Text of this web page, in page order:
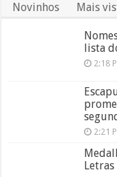
Novinhos Mais
lista
2:18
2:21